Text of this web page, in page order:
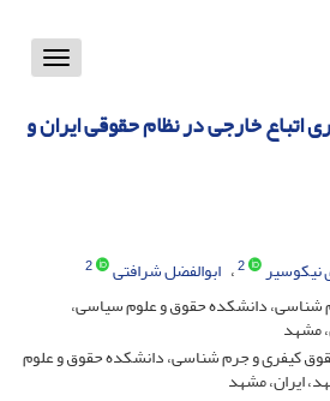
Toggle
خارجی در نظام حقوقی ایران و
نیکوسیر 2 ابوالفضل شرافتی
2
شناسی، دانشکده حقوق و علوم سیاسی،
مشهد
کیفری و جرم شناسی، دانشکده حقوق و علوم
ایران، مشهد